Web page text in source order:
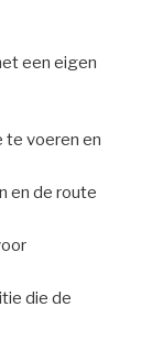
een eigen
te voeren en
en de route
die de